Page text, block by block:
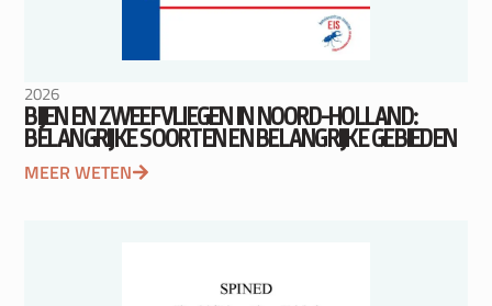
2026
BIJEN EN ZWEEFVLIEGEN IN NOORD-HOLLAND:
BELANGRIJKE SOORTEN EN BELANGRIJKE GEBIEDEN
MEER WETEN